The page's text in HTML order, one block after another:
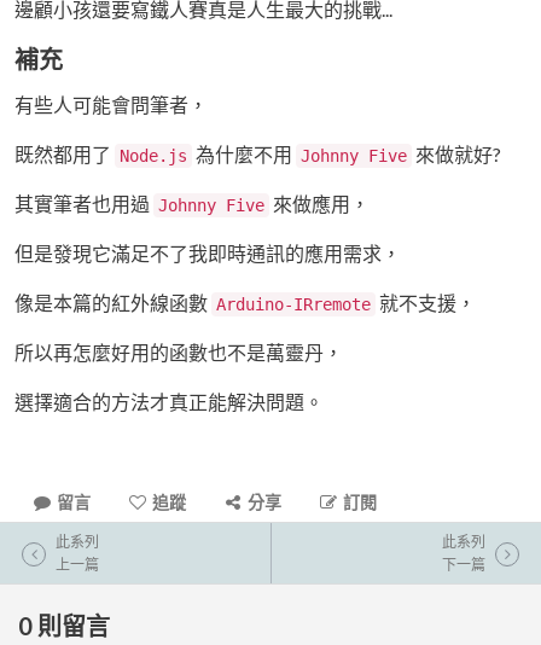
邊顧小孩還要寫鐵人賽真是人生最大的挑戰...
補充
有些人可能會問筆者，
既然都用了 Node.js 為什麼不用 Johnny Five 來做就好?
其實筆者也用過 Johnny Five 來做應用，
但是發現它滿足不了我即時通訊的應用需求，
像是本篇的紅外線函數 Arduino-IRremote 就不支援，
所以再怎麼好用的函數也不是萬靈丹，
選擇適合的方法才真正能解決問題。
留言 追蹤 分享 訂閱
此系列
上一篇
此系列
下一篇
0 則留言